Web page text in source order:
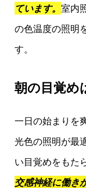
ています。 室内
の色温度の照明
す。
朝の目覚め
一日の始まりを
光色の照明が最
い目覚めをもた
交感神経に働き